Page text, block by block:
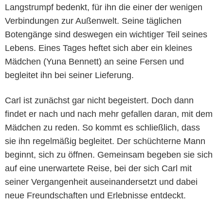
Langstrumpf bedenkt, für ihn die einer der wenigen
Verbindungen zur Außenwelt. Seine täglichen
Botengänge sind deswegen ein wichtiger Teil seines
Lebens. Eines Tages heftet sich aber ein kleines
Mädchen (Yuna Bennett) an seine Fersen und
begleitet ihn bei seiner Lieferung.
Carl ist zunächst gar nicht begeistert. Doch dann
findet er nach und nach mehr gefallen daran, mit dem
Mädchen zu reden. So kommt es schließlich, dass
sie ihn regelmäßig begleitet. Der schüchterne Mann
beginnt, sich zu öffnen. Gemeinsam begeben sie sich
auf eine unerwartete Reise, bei der sich Carl mit
seiner Vergangenheit auseinandersetzt und dabei
neue Freundschaften und Erlebnisse entdeckt.